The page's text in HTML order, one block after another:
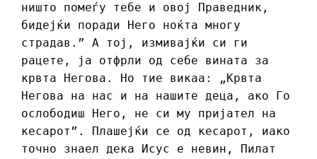
ништо помеѓу тебе и овој Праведник,
бидејќи поради Него ноќта многу
страдав.” А тој, измивајќи си ги
рацете, ја отфрли од себе вината за
крвта Негова. Но тие викаа: „Крвта
Негова на нас и на нашите деца, ако Го
ослободиш Него, не си му пријател на
кесарот”. Плашејќи се од кесарот, иако
точно знаел дека Исус е невин, Пилат